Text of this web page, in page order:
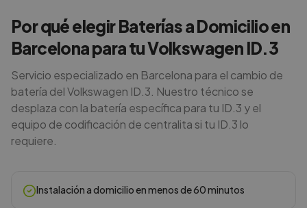
Por qué elegir Baterías a Domicilio en
Barcelona para tu Volkswagen ID.3
Servicio especializado en Barcelona para el cambio de
batería del Volkswagen ID.3. Nuestro técnico se
desplaza con la batería específica para tu ID.3 y el
equipo de codificación de centralita si tu ID.3 lo
requiere.
Instalación a domicilio en menos de 60 minutos